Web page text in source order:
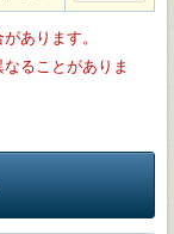
あります。
ることがありま